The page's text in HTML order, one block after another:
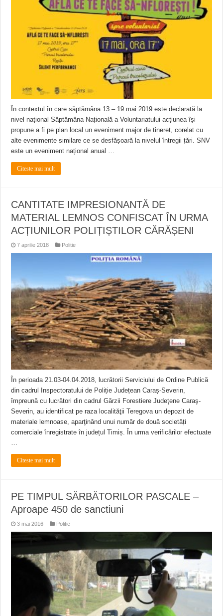
În contextul în care săptămâna 13 – 19 mai 2019 este declarată la
nivel național Săptămâna Națională a Voluntariatului acțiunea își
propune a fi pe plan local un eveniment major de tineret, corelat cu
alte evenimente similare ce se desfășoară la nivelul întregii țări. SNV
este un eveniment național anual …
Citeste mai mult
CANTITATE IMPRESIONANTĂ DE
MATERIAL LEMNOS CONFISCAT ÎN URMA
ACȚIUNILOR POLIȚIȘTILOR CĂRĂȘENI
7 aprilie 2018 Politie
În perioada 21.03-04.04.2018, lucrătorii Serviciului de Ordine Publică
din cadrul Inspectoratului de Poliție Județean Caraș-Severin,
împreună cu lucrători din cadrul Gărzii Forestiere Judeţene Caraş-
Severin, au identificat pe raza localităţii Teregova un depozit de
materiale lemnoase, aparţinând unui număr de două societăți
comerciale înregistrate în județul Timiș. În urma verificărilor efectuate
…
Citeste mai mult
PE TIMPUL SĂRBĂTORILOR PASCALE –
Aproape 450 de sanctiuni
3 mai 2016 Politie